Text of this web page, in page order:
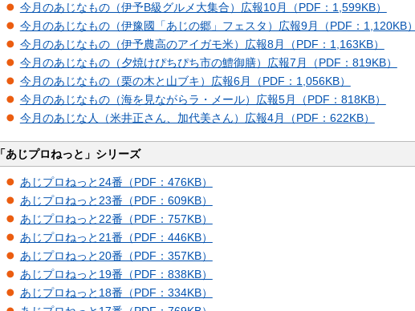
今月のあじなもの（伊予B級グルメ大集合）広報10月（PDF：1,599KB）
今月のあじなもの（伊豫國「あじの郷」フェスタ）広報9月（PDF：1,120KB）
今月のあじなもの（伊予農高のアイガモ米）広報8月（PDF：1,163KB）
今月のあじなもの（夕焼けぴちぴち市の鱧御膳）広報7月（PDF：819KB）
今月のあじなもの（栗の木と山ブキ）広報6月（PDF：1,056KB）
今月のあじなもの（海を見ながらラ・メール）広報5月（PDF：818KB）
今月のあじな人（米井正さん、加代美さん）広報4月（PDF：622KB）
「あじプロねっと」シリーズ
あじプロねっと24番（PDF：476KB）
あじプロねっと23番（PDF：609KB）
あじプロねっと22番（PDF：757KB）
あじプロねっと21番（PDF：446KB）
あじプロねっと20番（PDF：357KB）
あじプロねっと19番（PDF：838KB）
あじプロねっと18番（PDF：334KB）